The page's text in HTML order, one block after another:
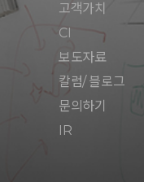
고객가치
CI
보도자료
칼럼/ 블로그
문의하기
IR